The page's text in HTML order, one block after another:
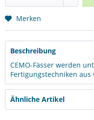
Merken
Beschreibung
CEMO-Fässer werden
Fertigungstechniken aus
Ähnliche Artikel